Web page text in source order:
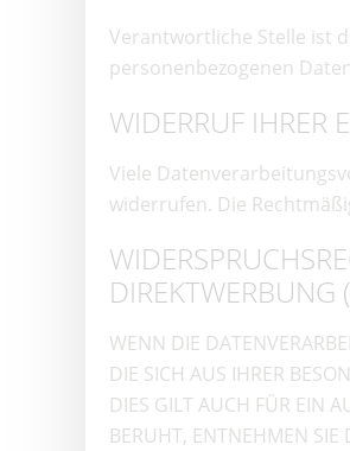
Verantwortliche Stelle ist
personenbezogenen
WIDERRUF IHRER
Viele
widerrufen. Die
WENN DIE
DIE SICH AUS IHRER
DIES GILT AUCH FÜR EIN
BERUHT, ENTNEHMEN SIE